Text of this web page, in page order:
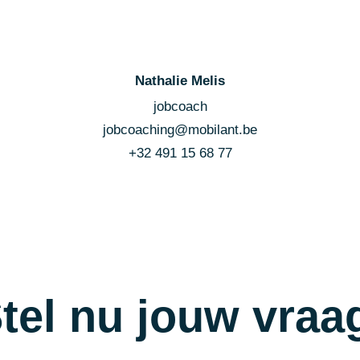
Nathalie Melis
jobcoach
jobcoaching@mobilant.be
+32 491 15 68 77
nu jouw